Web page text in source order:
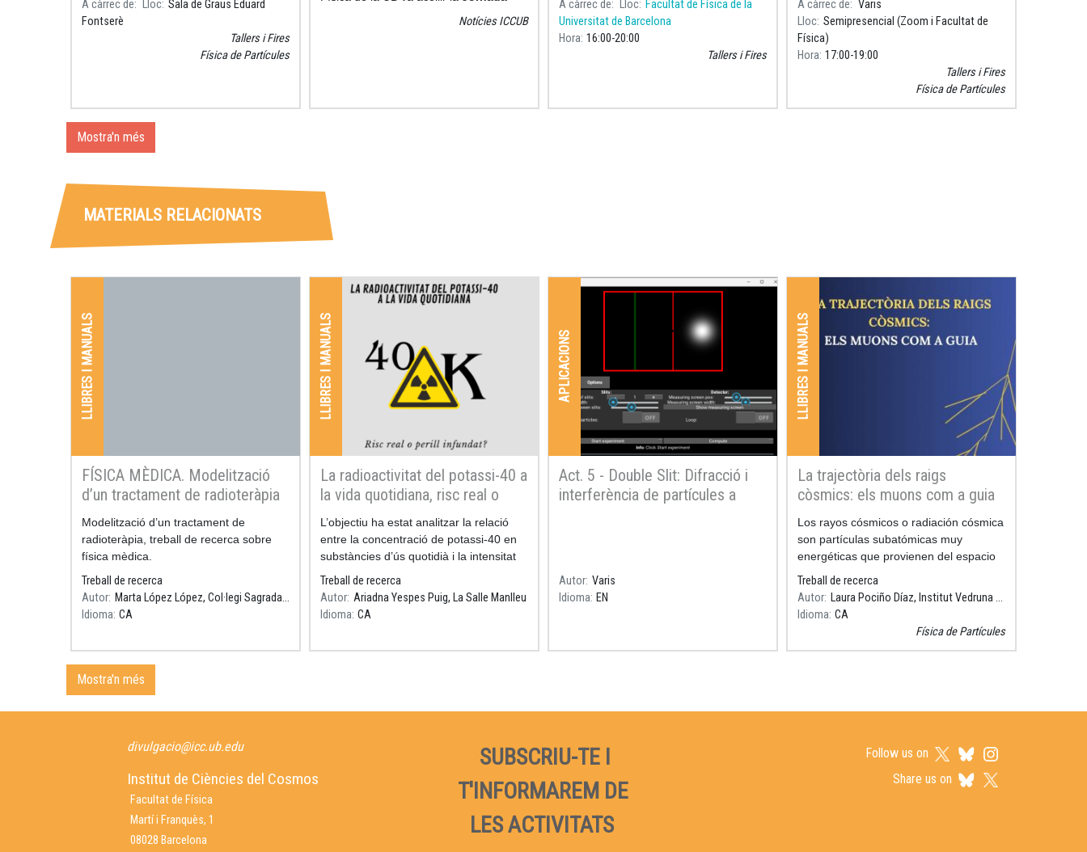
A càrrec de Lloc Sala de Graus Eduard
Fontserè
Tallers i Fires
Física de Partícules
d’inauguració del curs 2025-2026del
Notícies ICCUB
A càrrec de Lloc Facultat de Física de la
Universitat de Barcelona
Hora 16:00 20:00
Tallers i Fires
A càrrec de
Varis
Lloc Semipresencial (Zoom i Facultat de
Física)
Hora 17:00 19:00
Tallers i Fires
Física de Partícules
Mostra'n més
MATERIALS RELACIONATS
LLIBRES I MANUALS
FÍSICA MÈDICA. Modelització
d’un tractament de radioteràpia
Resum
Modelització d’un tractament de
radioteràpia, treball de recerca sobre
física mèdica.
Treball de recerca
Autor
Marta López López, Col·legi Sagrada Família Gavà, Tutor: Daniel Parcerisas
Idioma CA
LLIBRES I MANUALS
La radioactivitat del potassi-40 a
la vida quotidiana, risc real o
perill infundat?
Resum
L’objectiu ha estat analitzar la relació
entre la concentració de potassi-40 en
substàncies d’ús quotidià i la intensitat
de la radiació beta emesa.
Treball de recerca
Autor Ariadna Yespes Puig, La Salle Manlleu
Idioma CA
APLICACIONS
Act. 5 - Double Slit: Difracció i
interferència de partícules a
Autor Varis
Idioma EN
LLIBRES I MANUALS
La trajectòria dels raigs
còsmics: els muons com a guia
Resum
Los rayos cósmicos o radiación cósmica
son partículas subatómicas muy
energéticas que provienen del espacio
exterior. Junto a los aceleradores de
Treball de recerca
Autor
Laura Pociño Díaz, Institut Vedruna Vall
Idioma CA
Física de Partícules
Mostra'n més
divulgacio@icc.ub.edu
Institut de Ciències del Cosmos
Facultat de Física
Martí i Franquès, 1
08028 Barcelona
SUBSCRIU-TE I
T'INFORMAREM DE
LES ACTIVITATS
Follow us on
Share us on